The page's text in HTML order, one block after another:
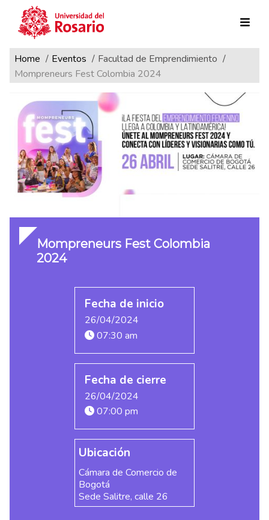
Pasar al contenido principal
Ruta de navegación
Home Eventos
Facultad de Emprendimiento
Mompreneurs Fest Colombia 2024
Mompreneurs Fest Colombia
2024
Fecha de inicio
26/04/2024
07:30 am
Fecha de cierre
26/04/2024
07:00 pm
Ubicación
Cámara de Comercio de
Bogotá
Sede Salitre, calle 26